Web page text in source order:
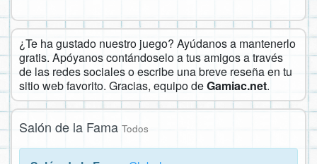
¿Te ha gustado nuestro juego? Ayúdanos a mantenerlo
gratis. Apóyanos contándoselo a tus amigos a través
de las redes sociales o escribe una breve reseña en tu
sitio web favorito. Gracias, equipo deGamiac.net.
Salón de la Fama Todos